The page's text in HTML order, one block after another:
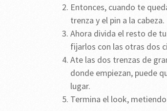
Entonces, cuando te
trenza y el pin a la cabeza.
Ahora divida el resto de
fijarlos con las otras dos
Ate las dos trenzas de
donde empiezan, puede
lugar.
Termina el look,